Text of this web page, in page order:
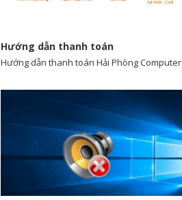
Hướng dẫn thanh toán
Hướng dẫn thanh toán Hải Phòng Computer